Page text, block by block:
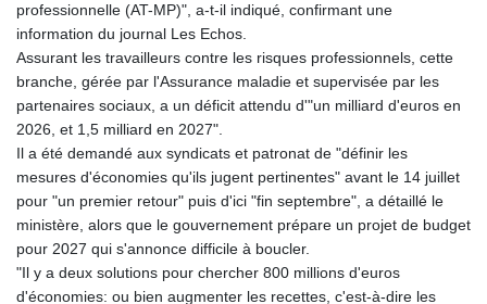
professionnelle (AT-MP)", a-t-il indiqué, confirmant une
information du journal Les Echos.
Assurant les travailleurs contre les risques professionnels, cette
branche, gérée par l'Assurance maladie et supervisée par les
partenaires sociaux, a un déficit attendu d'"un milliard d'euros en
2026, et 1,5 milliard en 2027".
Il a été demandé aux syndicats et patronat de "définir les
mesures d'économies qu'ils jugent pertinentes" avant le 14 juillet
pour "un premier retour" puis d'ici "fin septembre", a détaillé le
ministère, alors que le gouvernement prépare un projet de budget
pour 2027 qui s'annonce difficile à boucler.
"Il y a deux solutions pour chercher 800 millions d'euros
d'économies: ou bien augmenter les recettes, c'est-à-dire les